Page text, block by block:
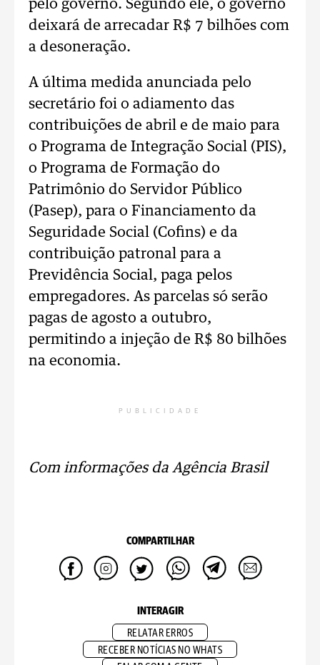
pelo governo. Segundo ele, o governo
deixará de arrecadar R$ 7 bilhões com
a desoneração.
A última medida anunciada pelo
secretário foi o adiamento das
contribuições de abril e de maio para
o Programa de Integração Social (PIS),
o Programa de Formação do
Patrimônio do Servidor Público
(Pasep), para o Financiamento da
Seguridade Social (Cofins) e da
contribuição patronal para a
Previdência Social, paga pelos
empregadores. As parcelas só serão
pagas de agosto a outubro,
permitindo a injeção de R$ 80 bilhões
na economia.
PUBLICIDADE
Com informações da Agência Brasil
COMPARTILHAR
INTERAGIR
RELATAR ERROS
RECEBER NOTÍCIAS NO WHATS